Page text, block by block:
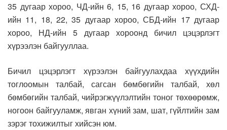
35 дугаар хороо, ЧД-ийн 6, 15, 16 дугаар хороо, СХД-
ийн 11, 18, 22, 35 дугаар хороо, СБД-ийн 17 дугаар
хороо, НД-ийн 5 дугаар хороонд бичил цэцэрлэгт
хүрээлэн байгууллаа.
Бичил цэцэрлэгт хүрээлэн байгуулахдаа хүүхдийн
тоглоомын талбай, сагсан бөмбөгийн талбай, хөл
бөмбөгийн талбай, чийрэгжүүлэлтийн тоног төхөөрөмж,
ногоон байгууламж, явган хүний зам, шат, гүйлтийн зам
зэрэг тохижилтыг хийсэн юм.